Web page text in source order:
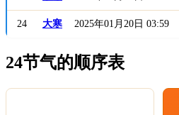
24 大寒 2025年01月20日 03:59
24节气的顺序表